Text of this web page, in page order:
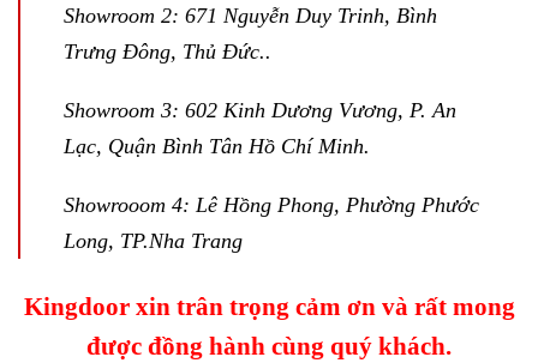
Showroom 2: 671 Nguyễn Duy Trinh, Bình
Trưng Đông, Thủ Đức..
Showroom 3: 602 Kinh Dương Vương, P. An
Lạc, Quận Bình Tân Hồ Chí Minh.
Showrooom 4: Lê Hồng Phong, Phường Phước
Long, TP.Nha Trang
Kingdoor xin trân trọng cảm ơn và rất mong
được đồng hành cùng quý khách.